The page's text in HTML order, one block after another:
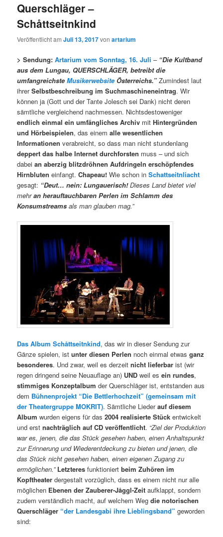
Querschläger –
Schåttseitnkind
Veröffentlicht amJuli 13, 2017vonartarium
> Sendung:Artarium vom Sonntag, 16. Juli – “Die Kultband
aus dem Lungau, QUERSCHLÄGER, betreibt die
umfangreichste Musikerwebsite Österreichs.” Zumindest laut
ihrerSelbstbeschreibung im Suchmaschineneintrag. Wir
können ja (Gott und der Tante Jolesch sei Dank) nicht deren
sämtliche vergleichend nachmessen. Nichtsdestoweniger
endlich einmal ein umfängliches Archiv mitHintergründen
und Hörbeispielen, das einemalle wesentlichen
Informationen verabreicht, so dass man nicht stundenlang
deppert das halbe Internet durchforsten muss – und sich
dabeian aberzig blitzdröhnen Aufdringeln erschöpfendes
Hirnbluten einfangt.Chapeau! Wie schon inSchattseitnliacht
gesagt: “Deut… nein: Lungauerisch!Dieses Land bietet viel
mehran herauftauchbaren Perlen im Schlamm des
Konsumstreams als man glauben mag.”
Das Album Schåttseitnkind, das wir in dieser Sendung zur
Gänze spielen, istunter diesen Perlen noch einmal etwasganz
besonderes. Und zwar, weil es derzeitnicht lieferbar ist (wir
regen dringend seine Neuauflage an) UND weil esein rundes,
stimmiges Konzeptalbum der Querschläger ist, entstanden aus
dem Bühnenprojekt “Die Bettlerhochzeit” (gemeinsam mit
der Theatergruppe MOKRIT). Sämtliche Liederauf diesem
Album wurden eigens für das2004 realisierte Stück entwickelt
und erstnachträglich auf CD veröffentlicht. “Ziel der Produktion
war es, jenen, die das Stück gesehen haben, einen Anhaltspunkt
zur Erinnerung und Wiederentdeckung zu bieten und jenen, die
das Stück nicht gesehen haben, einen eigenen Zugang zu
ermöglichen.” Letzteres funktioniertbeim Zuhören im
Kopftheater dergestalt vorzüglich, dass es einem nicht nur alle
möglichen Ebenen der Zauberer-Jåggl-Zeit aufklappt, sondern
zudem verständlich macht, auf welchem Wegdie notorischen
Querschläger “der Landesgabi ihre Lieblingsband” geworden
sind: